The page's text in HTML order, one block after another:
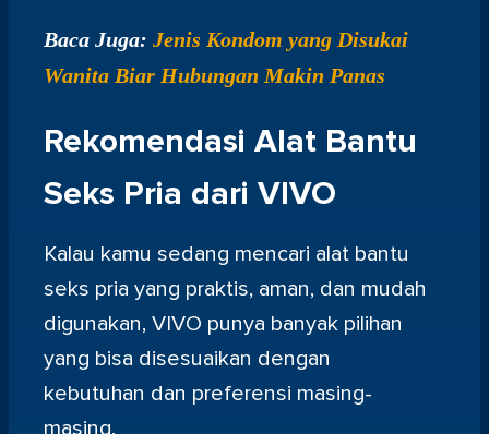
Baca Juga: Jenis Kondom yang Disukai
Wanita Biar Hubungan Makin Panas
Rekomendasi Alat Bantu
Seks Pria dari VIVO
Kalau kamu sedang mencari alat bantu
seks pria yang praktis, aman, dan mudah
digunakan, VIVO punya banyak pilihan
yang bisa disesuaikan dengan
kebutuhan dan preferensi masing-
masing.